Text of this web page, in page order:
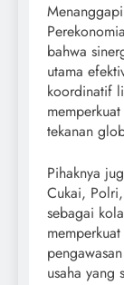
bahwa
utama
koordinatif
tekanan
Pihaknya
Cukai,
sebagai
usaha yang